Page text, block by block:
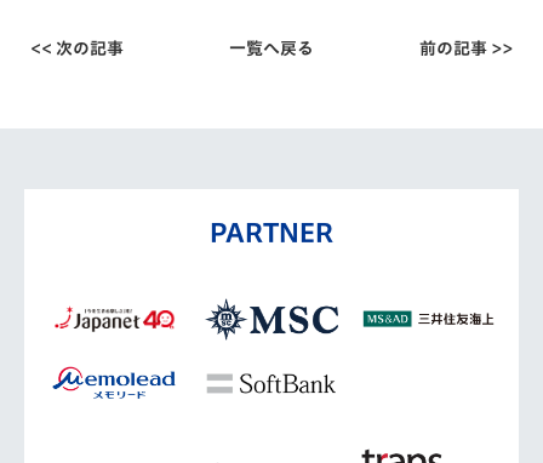
<< 次の記事 一覧へ戻る 前の記事 >>
PARTNER